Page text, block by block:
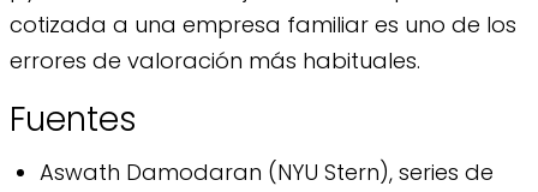
cotizada a una empresa familiar es uno de los
errores de valoración más habituales.
Fuentes
Aswath Damodaran (NYU Stern), series de